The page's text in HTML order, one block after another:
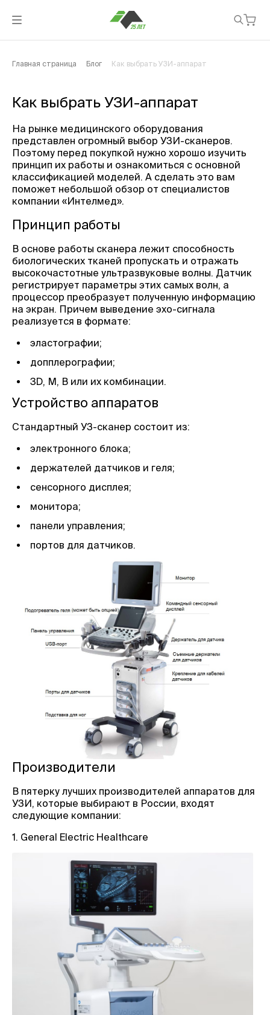
Главная страница Блог Как выбрать УЗИ-аппарат
Как выбрать УЗИ-аппарат
На рынке медицинского оборудования
представлен огромный выбор УЗИ-сканеров.
Поэтому перед покупкой нужно хорошо изучить
принцип их работы и ознакомиться с основной
классификацией моделей. А сделать это вам
поможет небольшой обзор от специалистов
компании «Интелмед».
Принцип работы
В основе работы сканера лежит способность
биологических тканей пропускать и отражать
высокочастотные ультразвуковые волны. Датчик
регистрирует параметры этих самых волн, а
процессор преобразует полученную информацию
на экран. Причем выведение эхо-сигнала
реализуется в формате:
эластографии;
допплерографии;
3D, М, В или их комбинации.
Устройство аппаратов
Стандартный УЗ-сканер состоит из:
электронного блока;
держателей датчиков и геля;
сенсорного дисплея;
монитора;
панели управления;
портов для датчиков.
Производители
В пятерку лучших производителей аппаратов для
УЗИ, которые выбирают в России, входят
следующие компании:
1. General Electric Healthcare